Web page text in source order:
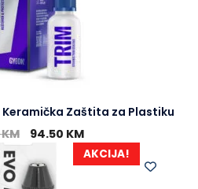
Keramička Zaštita za Plastiku
KM 94.50 KM
AKCIJA!